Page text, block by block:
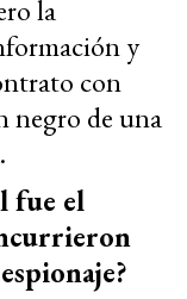
la
y
con
negro de una
fue el